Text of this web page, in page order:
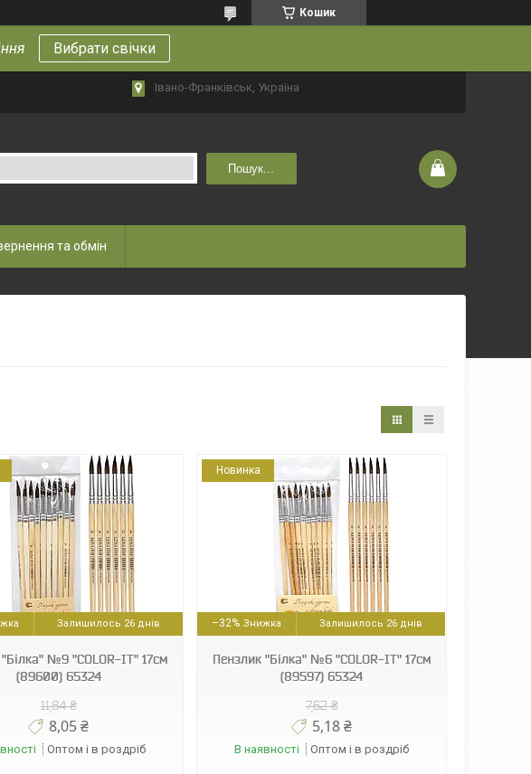
Кошик
Вибрати свічки
Івано-Франківськ, Україна
Пошук...
та обмін
Залишилось 26 днів
№9 "COLOR-IT" 17см
(89600) 65324
11,84 ₴
8,05 ₴
Оптом і в роздріб
Новинка
–32% Залишилось 26 днів
Пензлик "Білка" №6 "COLOR-IT" 17см
(89597) 65324
7,62 ₴
5,18 ₴
В наявності Оптом і в роздріб